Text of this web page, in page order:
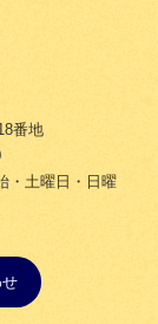
番地
・土曜日・日曜